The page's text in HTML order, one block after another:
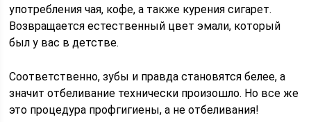
употребления чая, кофе, а также курения сигарет.
Возвращается естественный цвет эмали, который
был у вас в детстве.
Соответственно, зубы и правда становятся белее, а
значит отбеливание технически произошло. Но все же
это процедура профгигиены, а не отбеливания!